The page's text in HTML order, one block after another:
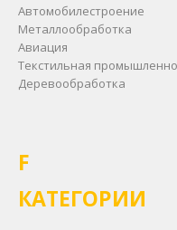
Автомобилестроение
Металлообработка
Авиация
Тeкстильная
Деревообработка
F
КАТЕГОРИИ